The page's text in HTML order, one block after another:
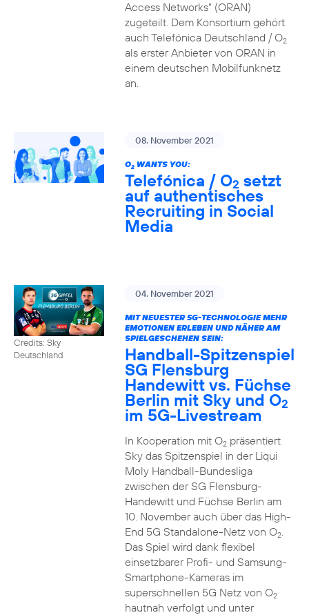
Access Networks“ (ORAN)
zugeteilt. Dem Konsortium gehört
auch Telefónica Deutschland / O2
als erster Anbieter von ORAN in
einem deutschen Mobilfunknetz
an.
08. November 2021
O2WANTS YOU:
Telefónica / O2 setzt
auf authentisches
Recruiting in Social
Media
Credits: Sky
Deutschland
04. November 2021
MIT NEUESTER 5G-TECHNOLOGIE MEHR
EMOTIONEN ERLEBEN UND NÄHER AM
SPIELGESCHEHEN SEIN:
Handball-Spitzenspiel
SG Flensburg
Handewitt vs. Füchse
Berlin mit Sky und O2
im 5G-Livestream
In Kooperation mit O2präsentiert
Sky das Spitzenspiel in der Liqui
Moly Handball-Bundesliga
zwischen der SG Flensburg-
Handewitt und Füchse Berlin am
10. November auch über das High-
End 5G Standalone-Netz von O2.
Das Spiel wird dank flexibel
einsetzbarer Profi- und Samsung-
Smartphone-Kameras im
superschnellen 5G Netz von O2
hautnah verfolgt und unter